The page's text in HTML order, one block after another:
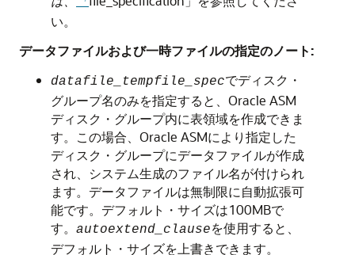
い。
データファイルおよび一時ファイルの指定のノート:
datafile_tempfile_specでディスク・
グループ名のみを指定すると、Oracle ASM
ディスク・グループ内に表領域を作成できま
す。この場合、Oracle ASMにより指定した
ディスク・グループにデータファイルが作成
され、システム生成のファイル名が付けられ
ます。データファイルは無制限に自動拡張可
能です。デフォルト・サイズは100MBで
す。 autoextend_clauseを使用すると、
デフォルト・サイズを上書きできます。